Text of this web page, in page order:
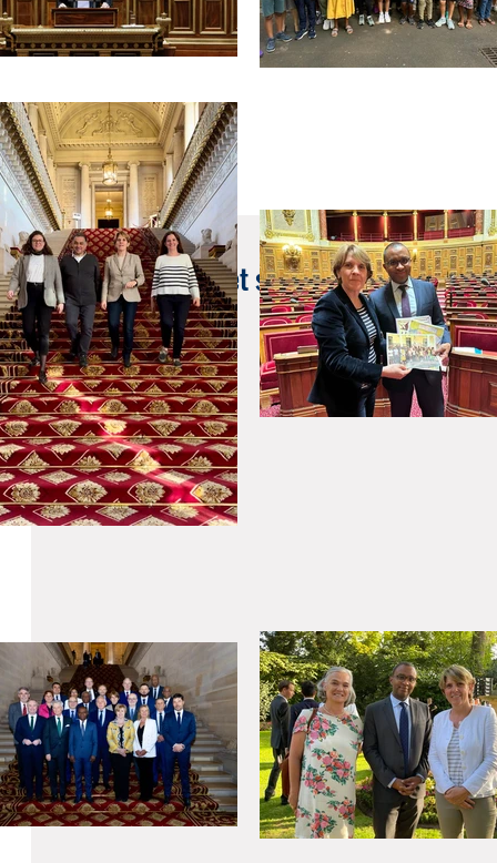
Magnifique 14 juillet sur les Champs-
14 juil. 2022